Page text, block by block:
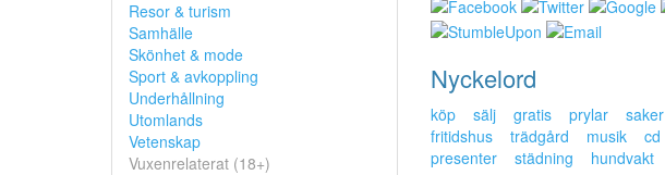
Resor & turism
Samhälle
Skönhet & mode
Sport & avkoppling
Underhållning
Utomlands
Vetenskap
Vuxenrelaterat (18+)
Nyckelord
köp sälj gratis prylar saker
fritidshus
trädgård musik cd
presenter
städning hundvakt